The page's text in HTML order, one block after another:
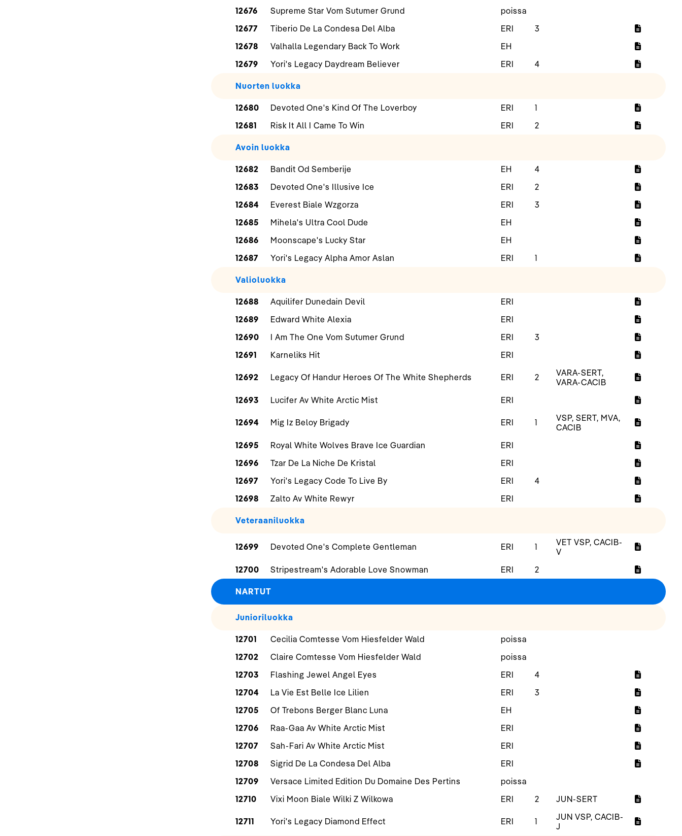
12676
Supreme Star Vom Sutumer Grund
poissa
12677
Tiberio De La Condesa Del Alba ERI
3
12678
Valhalla Legendary Back To Work
EH
12679
Yori's Legacy Daydream Believer ERI 4
Nuorten luokka
12680 Devoted One's Kind Of The Loverboy ERI
1
12681
Risk It All I Came To Win ERI 2
Avoin luokka
12682 Bandit Od Semberije EH
4
12683
Devoted One's Illusive Ice ERI
2
12684
Everest Biale Wzgorza ERI
3
12685
Mihela's Ultra Cool Dude
EH
12686
Moonscape's Lucky Star
EH
12687
Yori's Legacy Alpha Amor Aslan ERI 1
Valioluokka
12688 Aquilifer Dunedain Devil
ERI
12689
Edward White Alexia
ERI
12690
I Am The One Vom Sutumer Grund ERI
3
12691
Karneliks Hit ERI
12692 Legacy Of Handur Heroes Of The White Shepherds ERI 2
VARA-SERT,
VARA-CACIB
12693
Lucifer Av White Arctic Mist ERI
12694 Mig Iz Beloy Brigady ERI 1
VSP, SERT, MVA,
CACIB
12695
Royal White Wolves Brave Ice Guardian
ERI
12696
Tzar De La Niche De Kristal
ERI
12697
Yori's Legacy Code To Live By ERI
4
12698
Zalto Av White Rewyr ERI
Veteraaniluokka
12699 Devoted One's Complete Gentleman ERI 1
VET VSP, CACIB-
V
12700
Stripestream's Adorable Love Snowman ERI 2
NARTUT
Junioriluokka
12701 Cecilia Comtesse Vom Hiesfelder Wald
poissa
12702
Claire Comtesse Vom Hiesfelder Wald
poissa
12703
Flashing Jewel Angel Eyes ERI
4
12704
La Vie Est Belle Ice Lilien ERI
3
12705
Of Trebons Berger Blanc Luna
EH
12706
Raa-Gaa Av White Arctic Mist
ERI
12707
Sah-Fari Av White Arctic Mist
ERI
12708
Sigrid De La Condesa Del Alba
ERI
12709
Versace Limited Edition Du Domaine Des Pertins
poissa
12710
Vixi Moon Biale Wilki Z Wilkowa ERI 2 JUN-SERT
12711 Yori's Legacy Diamond Effect ERI 1
JUN VSP, CACIB-
J